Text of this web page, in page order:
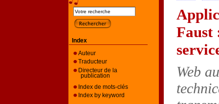
Faust
Web
Index
Auteur
Traducteur
Directeur de la
publication
Index de mots-clés
Index by keyword